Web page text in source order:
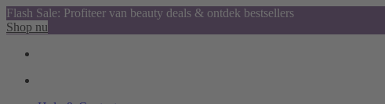
Flash Sale: Profiteer van beauty deals & ontdek bestsellers
Shop nu